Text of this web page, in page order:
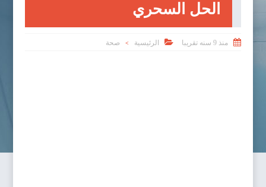
الحل السحري
 منذ 9 سنه تقريبا  الرئيسية > صحة